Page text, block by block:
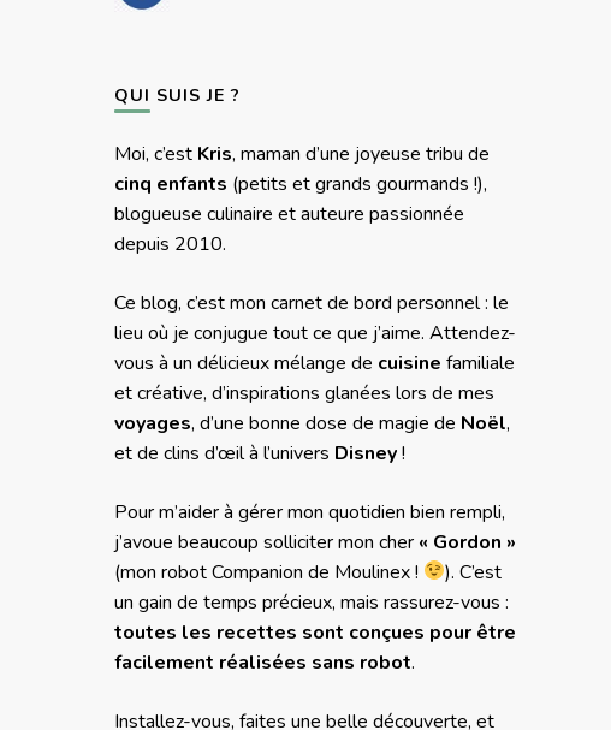
QUI SUIS JE ?
Moi, c’est Kris, maman d’une joyeuse tribu de
cinq enfants (petits et grands gourmands !),
blogueuse culinaire et auteure passionnée
depuis 2010.
Ce blog, c’est mon carnet de bord personnel : le
lieu où je conjugue tout ce que j’aime. Attendez-
vous à un délicieux mélange de cuisine familiale
et créative, d’inspirations glanées lors de mes
voyages, d’une bonne dose de magie de Noël,
et de clins d’œil à l’univers Disney!
Pour m’aider à gérer mon quotidien bien rempli,
j’avoue beaucoup solliciter mon cher « Gordon »
(mon robot Companion de Moulinex !
). C’est
un gain de temps précieux, mais rassurez-vous :
toutes les recettes sont conçues pour être
facilement réalisées sans robot.
Installez-vous, faites une belle découverte, et